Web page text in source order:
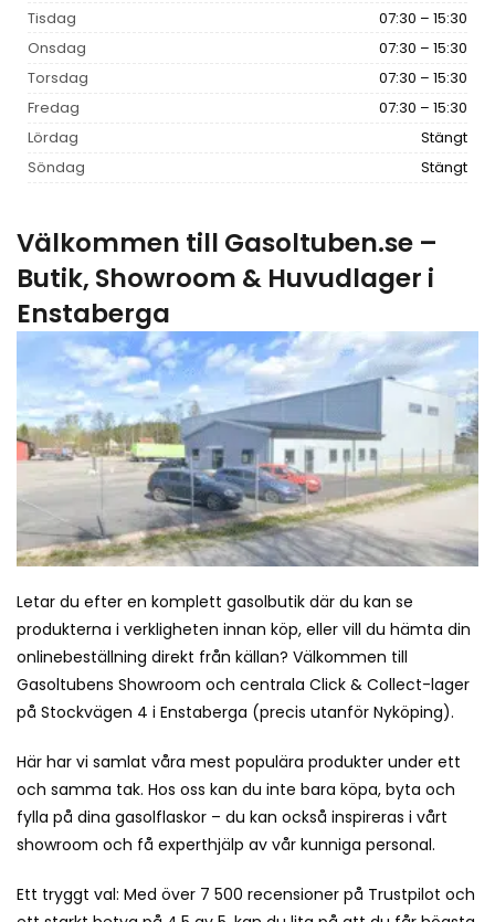
Tisdag
07:30 – 15:30
Onsdag
07:30 – 15:30
Torsdag
07:30 – 15:30
Fredag
07:30 – 15:30
Lördag
Stängt
Söndag
Stängt
Välkommen till Gasoltuben.se –
Butik, Showroom & Huvudlager i
Enstaberga
Letar du efter en komplett gasolbutik där du kan se
produkterna i verkligheten innan köp, eller vill du hämta din
onlinebeställning direkt från källan? Välkommen till
Gasoltubens Showroom och centrala Click & Collect-lager
på Stockvägen 4 i Enstaberga (precis utanför Nyköping).
Här har vi samlat våra mest populära produkter under ett
och samma tak. Hos oss kan du inte bara köpa, byta och
fylla på dina gasolflaskor – du kan också inspireras i vårt
showroom och få experthjälp av vår kunniga personal.
Ett tryggt val: Med över 7 500 recensioner på Trustpilot och